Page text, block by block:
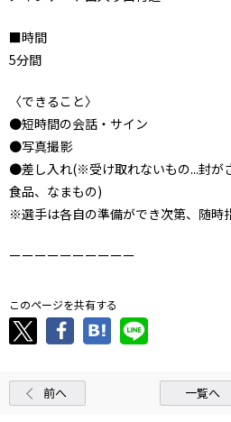
■時間
5分間
〈できること〉
●短時間の会話・サイン
●写真撮影
●差し入れ(※受け取れないもの...封が
食品、なまもの)
※選手は各自の準備ができ次第、随時
ーーーーーーーーーー
このページを共有する
前へ 一覧へ